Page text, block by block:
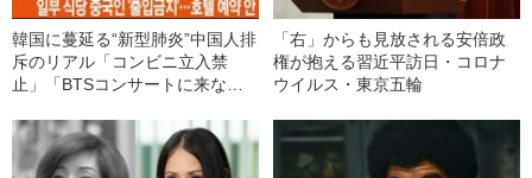
韓国に蔓延る“新型肺炎”中国人排
斥のリアル「コンビニ立入禁
止」「BTSコンサートに来ない
「右」からも見放される安倍政
権が抱える習近平訪日・コロナ
ウイルス・東京五輪